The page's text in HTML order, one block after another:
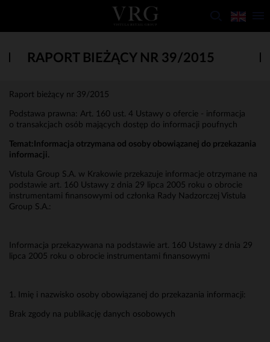
RAPORT BIEŻĄCY NR 39/2015
Raport bieżący nr 39/2015
Podstawa prawna: Art. 160 ust. 4 Ustawy o ofercie - informacja
o transakcjach osób mających dostęp do informacji poufnych
Temat: Informacja otrzymana od osoby obowiązanej do przekazania
informacji.
Vistula Group S.A. w Krakowie przekazuje informacje otrzymane na
podstawie art. 160 Ustawy z dnia 29 lipca 2005 roku o obrocie
instrumentami finansowymi od członka Rady Nadzorczej Vistula
Group S.A.:
Informacja przekazywana na podstawie art. 160 Ustawy z dnia 29
lipca 2005 roku o obrocie instrumentami finansowymi
1. Imię i nazwisko osoby obowiązanej do przekazania informacji:
Brak zgody na publikację danych osobowych